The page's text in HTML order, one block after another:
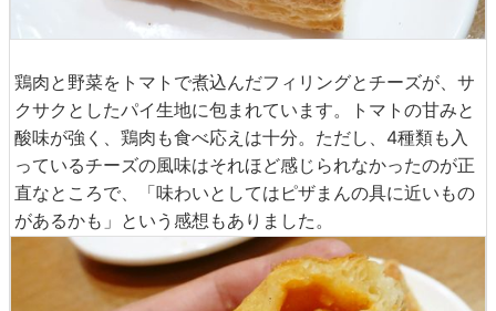
鶏肉と野菜をトマトで煮込んだフィリングとチーズが、サ
クサクとしたパイ生地に包まれています。トマトの甘みと
酸味が強く、鶏肉も食べ応えは十分。ただし、4種類も入
っているチーズの風味はそれほど感じられなかったのが正
直なところで、「味わいとしてはピザまんの具に近いもの
があるかも」という感想もありました。